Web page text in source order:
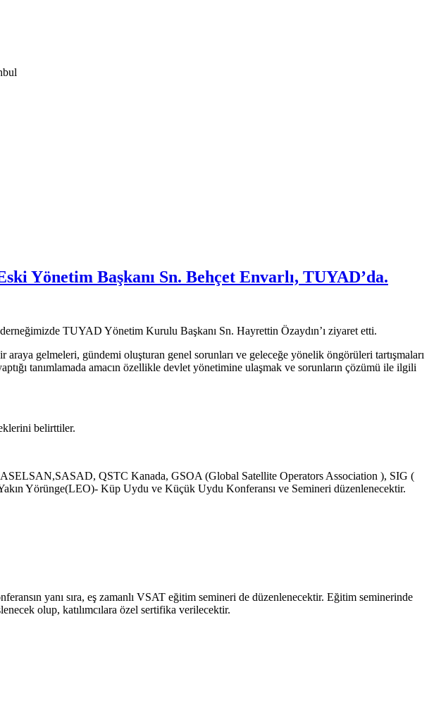
Yönetim Başkanı Sn. Behçet Envarlı, TUYAD’da.
TUYAD Yönetim Kurulu Başkanı Sn. Hayrettin Özaydın’ı ziyaret etti.
gelmeleri, gündemi oluşturan genel sorunları ve geleceğe yönelik öngörüleri tartışmaları
tanımlamada amacın özellikle devlet yönetimine ulaşmak ve sorunların çözümü ile ilgili
belirttiler.
QSTC Kanada, GSOA (Global Satellite Operators Association ), SIG (
Yörünge(LEO)- Küp Uydu ve Küçük Uydu Konferansı ve Semineri düzenlenecektir.
yanı sıra, eş zamanlı VSAT eğitim semineri de düzenlenecektir. Eğitim seminerinde
olup, katılımcılara özel sertifika verilecektir.